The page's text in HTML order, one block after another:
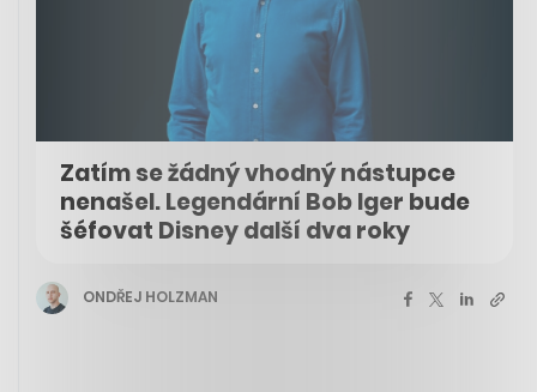
Zatím se žádný vhodný nástupce
nenašel. Legendární Bob Iger bude
šéfovat Disney další dva roky
ONDŘEJ HOLZMAN